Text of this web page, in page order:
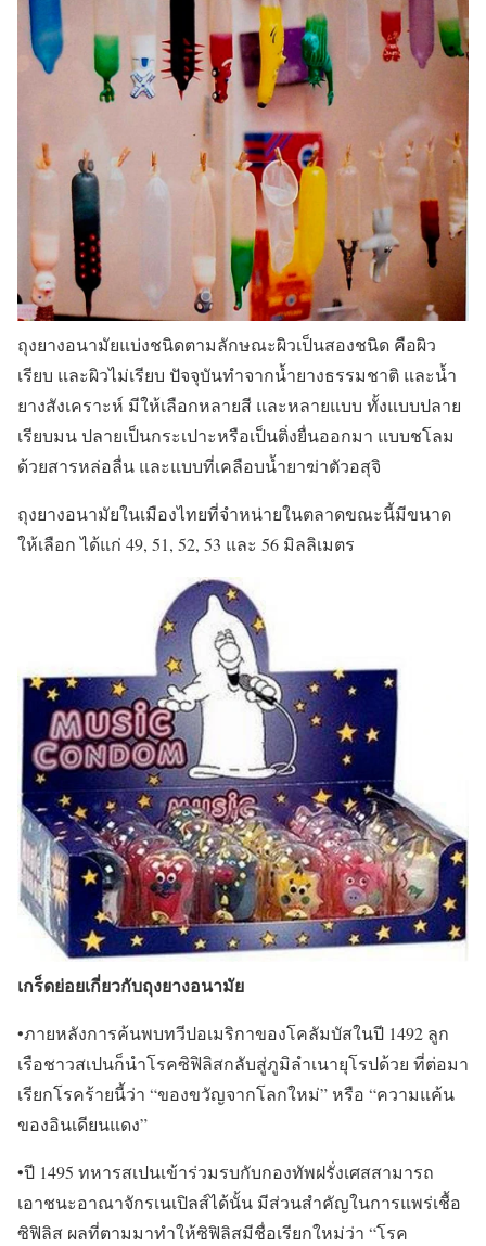
ถุงยางอนามัยแบ่งชนิดตามลักษณะผิวเป็นสองชนิด คือผิว
เรียบ และผิวไม่เรียบ ปัจจุบันทำจากน้ำยางธรรมชาติ และน้ำ
ยางสังเคราะห์ มีให้เลือกหลายสี และหลายแบบ ทั้งแบบปลาย
เรียบมน ปลายเป็นกระเปาะหรือเป็นติ่งยื่นออกมา แบบชโลม
ด้วยสารหล่อลื่น และแบบที่เคลือบน้ำยาฆ่าตัวอสุจิ
ถุงยางอนามัยในเมืองไทยที่จำหน่ายในตลาดขณะนี้มีขนาด
ให้เลือก ได้แก่ 49, 51, 52, 53 และ 56 มิลลิเมตร
เกร็ดย่อยเกี่ยวกับถุงยางอนามัย
•ภายหลังการค้นพบทวีปอเมริกาของโคลัมบัสในปี 1492 ลูก
เรือชาวสเปนก็นำโรคซิฟิลิสกลับสู่ภูมิลำเนายุโรปด้วย ที่ต่อมา
เรียกโรคร้ายนี้ว่า “ของขวัญจากโลกใหม่” หรือ “ความแค้น
ของอินเดียนแดง”
•ปี 1495 ทหารสเปนเข้าร่วมรบกับกองทัพฝรั่งเศสสามารถ
เอาชนะอาณาจักรเนเปิลส์ได้นั้น มีส่วนสำคัญในการแพร่เชื้อ
ซิฟิลิส ผลที่ตามมาทำให้ซิฟิลิสมีชื่อเรียกใหม่ว่า “โรค